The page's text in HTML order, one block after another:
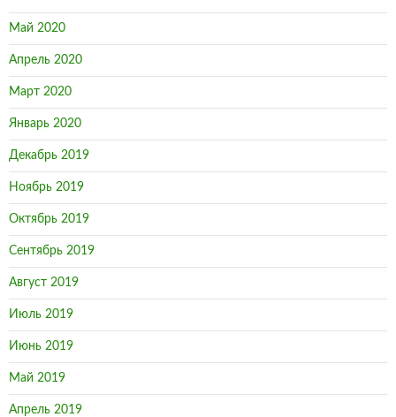
Май 2020
Апрель 2020
Март 2020
Январь 2020
Декабрь 2019
Ноябрь 2019
Октябрь 2019
Сентябрь 2019
Август 2019
Июль 2019
Июнь 2019
Май 2019
Апрель 2019